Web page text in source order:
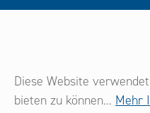
Diese Website
bieten zu können... Mehr